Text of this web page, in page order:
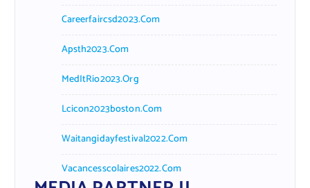
Careerfaircsd2023.com
Apsth2023.com
MedItRio2023.org
Lcicon2023boston.com
Waitangidayfestival2022.com
Vacancesscolaires2022.com